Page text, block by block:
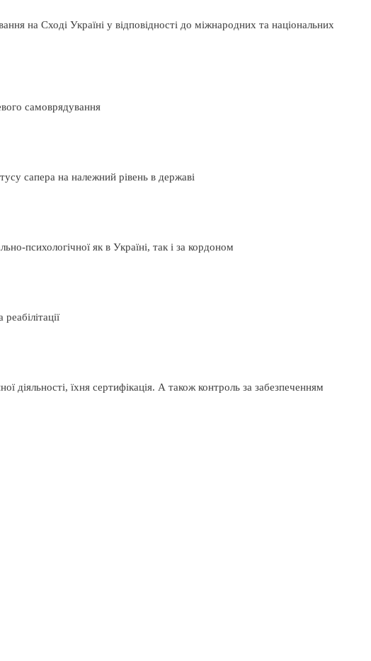
на Сході Україні у відповідності до міжнародних та національних
самоврядування
сапера на належний рівень в державі
психологічної як в Україні, так і за кордоном
діяльності, їхня сертифікація. А також контроль за забезпеченням